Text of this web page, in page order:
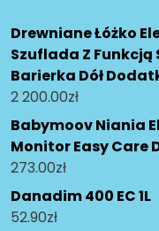
Drewniane Łóżko
Szuflada Z Funkcją
Barierka Dół
2 200.00zł
Babymoov Niania
Monitor Easy Care
273.00zł
Danadim 400 EC 1L
52.90zł